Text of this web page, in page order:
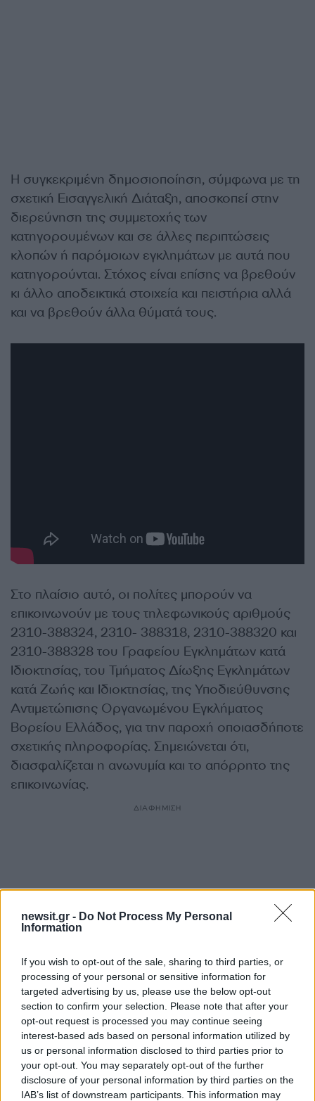
newsit.gr - Do Not Process My Personal
Information
If you wish to opt-out of the sale, sharing to third parties, or
processing of your personal or sensitive information for
targeted advertising by us, please use the below opt-out
section to confirm your selection. Please note that after your
opt-out request is processed you may continue seeing
interest-based ads based on personal information utilized by
us or personal information disclosed to third parties prior to
your opt-out. You may separately opt-out of the further
disclosure of your personal information by third parties on the
IAB’s list of downstream participants. This information may
Η συγκεκριμένη δημοσιοποίηση, σύμφωνα με τη
σχετική Εισαγγελική Διάταξη, αποσκοπεί στην
διερεύνηση της συμμετοχής των
κατηγορουμένων και σε άλλες περιπτώσεις
κλοπών ή παρόμοιων εγκλημάτων με αυτά που
κατηγορούνται. Στόχος είναι επίσης να βρεθούν
κι άλλο αποδεικτικά στοιχεία και πειστήρια αλλά
και να βρεθούν άλλα θύματά τους.
Στο πλαίσιο αυτό, οι πολίτες μπορούν να
επικοινωνούν με τους τηλεφωνικούς αριθμούς
2310-388324, 2310- 388318, 2310-388320 και
2310-388328 του Γραφείου Εγκλημάτων κατά
Ιδιοκτησίας, του Τμήματος Δίωξης Εγκλημάτων
κατά Ζωής και Ιδιοκτησίας, της Υποδιεύθυνσης
Αντιμετώπισης Οργανωμένου Εγκλήματος
Βορείου Ελλάδος, για την παροχή οποιασδήποτε
σχετικής πληροφορίας. Σημειώνεται ότι,
διασφαλίζεται η ανωνυμία και το απόρρητο της
επικοινωνίας.
ΔΙΑΦΗΜΙΣΗ
Αν τα χάσατε